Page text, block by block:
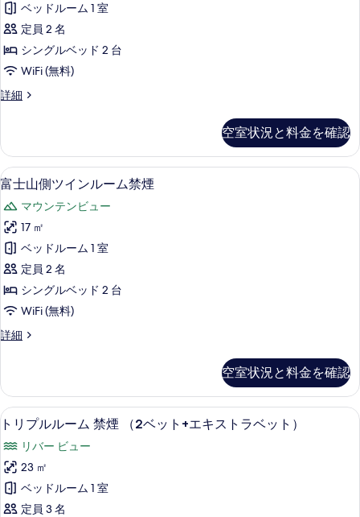
べ
て
の
写
真
示
す
る
煙
可
の
詳
細
ー
ド
ツ
ン
ー
ム
喫
煙
可
リ
バ
ー
ビ
ュ
す
べ
て
の
写
真
ベッドルーム 1 室
定員 2 名
シングルベッド 2 台
WiFi (無料)
詳細
ス
ー
ド
ツ
ン
ル
ー
ム
喫
煙
可
リ
バ
ー
ー
の
詳
細
空室状況と料金を確認
富
士
山
側
ツ
イ
ン
ー
禁
煙
の
す
べ
て
の
高級寝具、デスク、遮光カーテン、
2
富士山側ツインルーム禁煙
マウンテンビュー
17 ㎡
ベッドルーム 1 室
定員 2 名
シングルベッド 2 台
WiFi (無料)
詳細
富
ツ
イ
ン
ー
ム
禁
煙
の
空室状況と料金を確認
ト
プ
ル
ル
高級寝具、デスク、遮光カーテン、
2
トリプルルーム 禁煙 （2ベット+エキストラベット）
リバー ビュー
23 ㎡
ベッドルーム 1 室
定員 3 名